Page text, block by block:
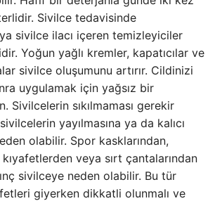
Sivilce tedavisinde
sivilce ilacı içeren temizleyiciler
Yoğun yağlı kremler, kapatıcılar ve
sivilce oluşumunu artırır. Cildinizi
uygulamak için yağsız bir
Sivilcelerin sıkılmaması gerekir
yayılmasına ya da kalıcı
olabilir. Spor kasklarından,
veya sırt çantalarından
sivilceye neden olabilir. Bu tür
giyerken dikkatli olunmalı ve